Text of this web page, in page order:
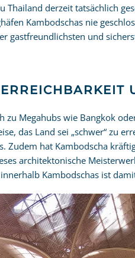
Thailand derzeit tatsächlich
Kambodschas nie
gastfreundlichsten und
zu Megahubs wie Bangkok
das Land sei „schwer“ zu
Zudem hat Kambodscha
architektonische
Kambodschas ist